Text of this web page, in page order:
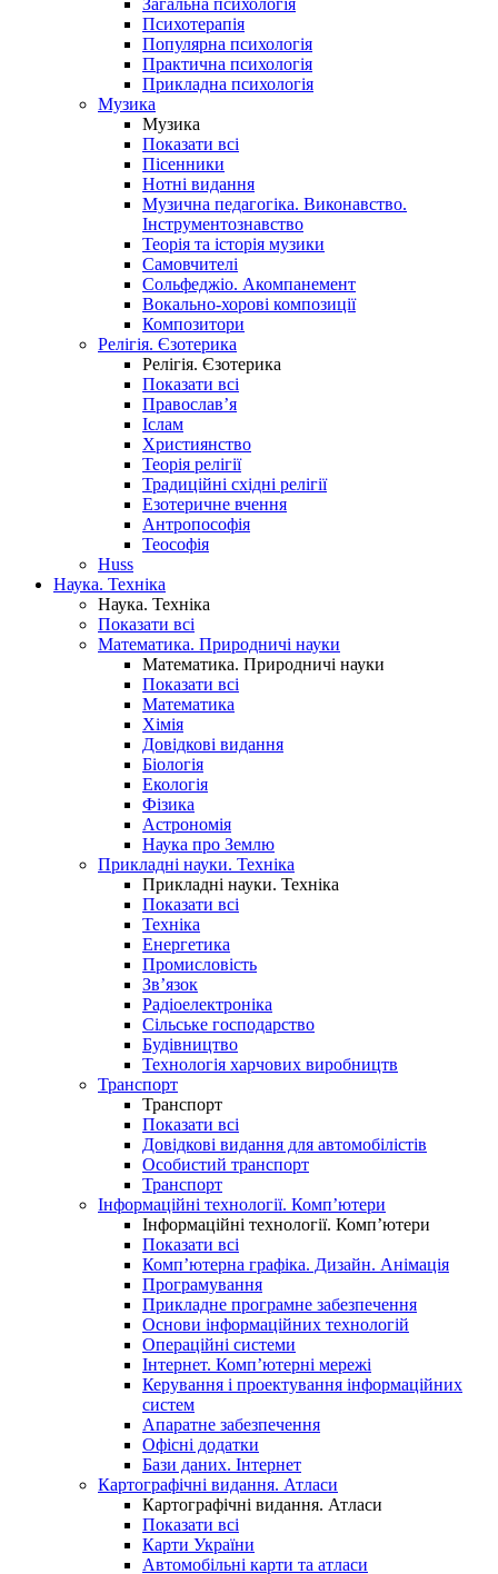
Загальна психологія
Психотерапія
Популярна психологія
Практична психологія
Прикладна психологія
Музика
Музика
Показати всі
Пісенники
Нотні видання
Музична педагогіка. Виконавство.
Інструментознавство
Теорія та історія музики
Самовчителі
Сольфеджіо. Акомпанемент
Вокально-хорові композиції
Композитори
Релігія. Єзотерика
Релігія. Єзотерика
Показати всі
Православ’я
Іслам
Християнство
Теорія релігії
Традиційні східні релігії
Езотеричне вчення
Антропософія
Теософія
Huss
Наука. Техніка
Наука. Техніка
Показати всі
Математика. Природничі науки
Математика. Природничі науки
Показати всі
Математика
Хімія
Довідкові видання
Біологія
Екологія
Фізика
Астрономія
Наука про Землю
Прикладні науки. Техніка
Прикладні науки. Техніка
Показати всі
Техніка
Енергетика
Промисловість
Зв’язок
Радіоелектроніка
Сільське господарство
Будівництво
Технологія харчових виробництв
Транспорт
Транспорт
Показати всі
Довідкові видання для автомобілістів
Особистий транспорт
Транспорт
Інформаційні технології. Комп’ютери
Інформаційні технології. Комп’ютери
Показати всі
Комп’ютерна графіка. Дизайн. Анімація
Програмування
Прикладне програмне забезпечення
Основи інформаційних технологій
Операційні системи
Інтернет. Комп’ютерні мережі
Керування і проектування інформаційних
систем
Апаратне забезпечення
Офісні додатки
Бази даних. Інтернет
Картографічні видання. Атласи
Картографічні видання. Атласи
Показати всі
Карти України
Автомобільні карти та атласи